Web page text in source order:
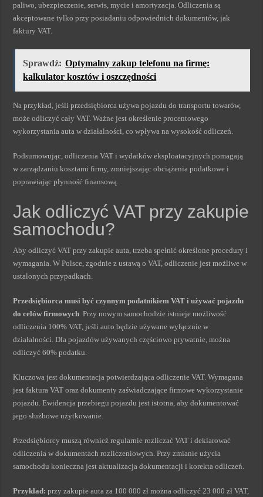
paliwo, ubezpieczenie, serwis, mycie i amortyzacja. Odliczenia są
akceptowane tylko przy posiadaniu odpowiednich dokumentów, jak
faktury VAT.
Sprawdź: Optymalny zakup telefonu na firmę:
kalkulator kosztów i oszczędności
Na przykład, jeśli przedsiębiorca używa pojazdu do transportu towarów,
może odliczyć cały VAT. Ważne jest określenie procentowego
wykorzystania auta w działalności, co wpływa na wysokość odliczeń.
Podsumowując, odliczenia VAT i wydatków eksploatacyjnych pomagają
w zarządzaniu kosztami firmy, zmniejszając obciążenia podatkowe i
poprawiając płynność finansową.
Jak odliczyć VAT przy zakupie
samochodu?
Aby odliczyć VAT przy zakupie auta, trzeba spełnić określone procedury i
wymagania. W Polsce, zgodnie z ustawą o VAT, odliczenie jest możliwe w
ustalonych przypadkach.
Przedsiębiorca musi być czynnym podatnikiem VAT i używać pojazdu
do celów firmowych. Przy nowym samochodzie istnieje możliwość
odliczenia 100% VAT, jeśli auto będzie używane wyłącznie w
działalności. Dla pojazdów używanych częściowo prywatnie, można
odliczyć 60% podatku.
Kluczowa jest dokumentacja potwierdzająca odliczenie VAT. Wymagana
jest faktura VAT oraz dokumenty zaświadczające firmowe wykorzystanie
pojazdu. Ewidencja przebiegu pojazdu jest istotna, aby dokumentować
jego służbowe użytkowanie.
Przedsiębiorcy muszą również regularnie rozliczać VAT i deklarować
odliczenia w dokumentach rozliczeniowych. Przy zmianie użycia
samochodu konieczna jest aktualizacja dokumentacji i korekta odliczeń.
Przykład: przy zakupie auta za 100 000 zł można odliczyć 23 000 zł VAT,